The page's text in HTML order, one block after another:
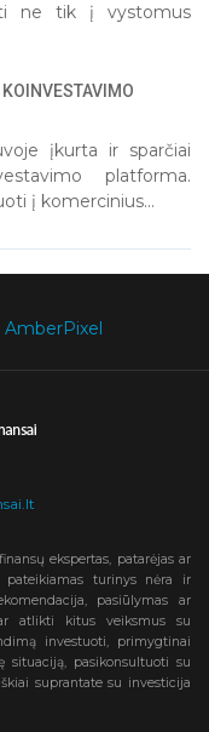
ne tik į vystomus
įkurta ir sparčiai
platforma.
į komercinius...
AmberPixel
ekspertas, patarėjas ar
pateikiamas turinys nėra ir
pasiūlymas ar
atlikti kitus veiksmus su
investuoti, primygtinai
situaciją, pasikonsultuoti su
suprantate su investicija